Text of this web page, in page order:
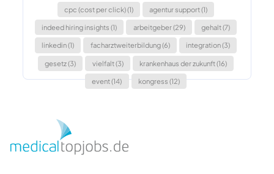
cpc (cost per click) (1) agentur support (1)
indeed hiring insights (1) arbeitgeber (29) gehalt (7)
linkedin (1) facharztweiterbildung (6) integration (3)
gesetz (3) vielfalt (3) krankenhaus der zukunft (16)
event (14) kongress (12)